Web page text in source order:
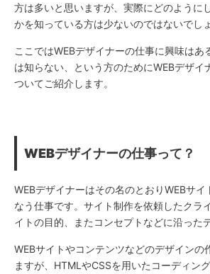
方は多いと思いますが、実際にどのように
かを知っている方は少ないのではないでし
ここではWEBデザイナーの仕事に興味はあ
は知らない、という方のためにWEBデザイ
ついてご紹介します。
WEBデザイナーの仕事って？
WEBデザイナーはその名のとおりWEBサイ
なう仕事です。サイト制作を依頼したクラ
イトの目的、またコンセプトなどに沿った
WEBサイトやコンテンツなどのデザインの
ますが、HTMLやCSSを用いたコーディン